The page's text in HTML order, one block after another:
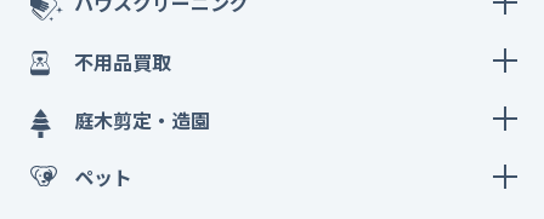
不用品買取
庭木剪定・造園
ペット